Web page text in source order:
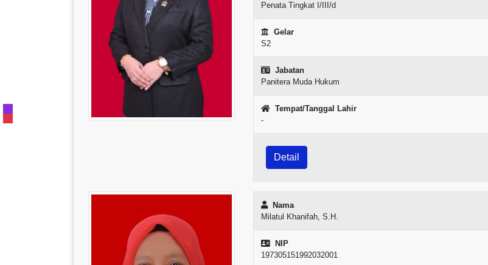
Penata Tingkat I/III/d
Gelar
S2
Jabatan
Panitera Muda Hukum
Tempat/Tanggal Lahir
-
Detail
Nama
Milatul Khanifah, S.H.
NIP
197305151992032001